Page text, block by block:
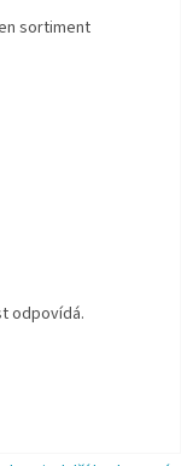
sortiment
odpovídá.